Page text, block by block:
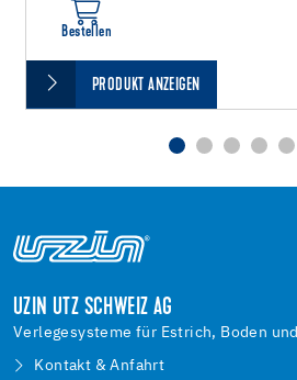
Bestellen
PRODUKT ANZEIGEN
UZIN UTZ SCHWEIZ AG
Verlegesysteme für Estrich, Boden
Kontakt & Anfahrt